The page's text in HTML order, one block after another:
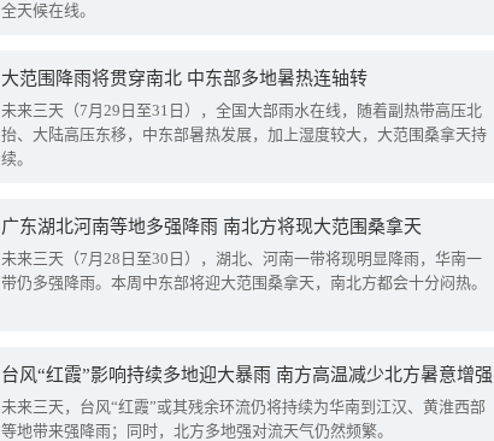
全天候在线。
大范围降雨将贯穿南北 中东部多地暑热连轴转
未来三天（7月29日至31日），全国大部雨水在线，随着副热带高压北
抬、大陆高压东移，中东部暑热发展，加上湿度较大，大范围桑拿天持
续。
广东湖北河南等地多强降雨 南北方将现大范围桑拿天
未来三天（7月28日至30日），湖北、河南一带将现明显降雨，华南一
带仍多强降雨。本周中东部将迎大范围桑拿天，南北方都会十分闷热。
台风“红霞”影响持续多地迎大暴雨 南方高温减少北方暑意增强
未来三天，台风“红霞”或其残余环流仍将持续为华南到江汉、黄淮西部
等地带来强降雨；同时，北方多地强对流天气仍然频繁。